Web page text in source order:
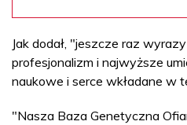
Jak dodał, "jeszcze raz
profesjonalizm i najwyższe
naukowe i serce wkładane w
"Nasza Baza Genetyczna